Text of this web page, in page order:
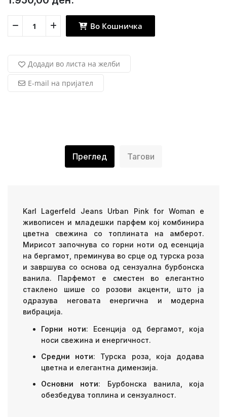
Во Кошничка
Додади во листа на желби
E-mail на пријател
Преглед Тагови
Karl Lagerfeld Jeans Urban Pink for Woman е
живописен и младешки парфем кој комбинира
цветна свежина со топлината на амберот.
Мирисот започнува со горни ноти од есенција
на бергамот, преминува во срце од турска роза
и завршува со основа од сензуална бурбонска
ванила. Парфемот е сместен во елегантно
стаклено шише со розови акценти, што ја
одразува неговата енергична и модерна
вибрација.
Горни ноти: Есенција од бергамот, која
носи свежина и енергичност.
Средни ноти: Турска роза, која додава
цветна и елегантна димензија.
Основни ноти: Бурбонска ванила, која
обезбедува топлина и сензуалност.